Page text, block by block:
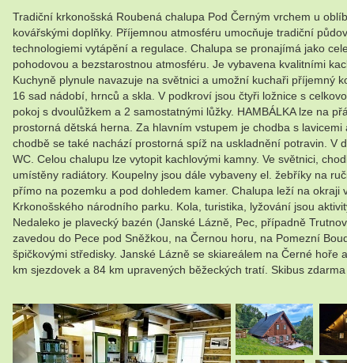
Tradiční krkonošská Roubená chalupa Pod Černým vrchem u
kovářskými doplňky. Příjemnou atmosféru umocňuje tradiční
technologiemi vytápění a regulace. Chalupa se pronajímá jako
pohodovou a bezstarostnou atmosféru. Je vybavena kvalitními
Kuchyně plynule navazuje na světnici a umožní kuchaři příjemný
16 sad nádobí, hrnců a skla. V podkroví jsou čtyři ložnice s
pokoj s dvoulůžkem a 2 samostatnými lůžky. HAMBÁLKA lze na
prostorná dětská herna. Za hlavním vstupem je chodba s
chodbě se také nachází prostorná spíž na uskladnění potravin. V
WC. Celou chalupu lze vytopit kachlovými kamny. Ve světnici,
umístěny radiátory. Koupelny jsou dále vybaveny el. žebříky na
přímo na pozemku a pod dohledem kamer. Chalupa leží na
Krkonošského národního parku. Kola, turistika, lyžování jsou
Nedaleko je plavecký bazén (Janské Lázně, Pec, případně
zavedou do Pece pod Sněžkou, na Černou horu, na Pomezní
špičkovými středisky. Janské Lázně se skiareálem na Černé
km sjezdovek a 84 km upravených běžeckých tratí. Skibus